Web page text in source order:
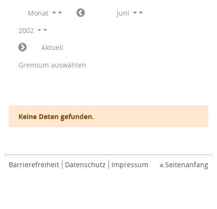
Monat
Juni
2002
Aktuell
Gremium auswählen
Keine Daten gefunden.
Barrierefreiheit Datenschutz Impressum Seitenanfang